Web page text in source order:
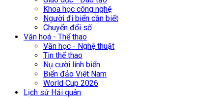
Khoa học công nghệ
Người đi biển cần biết
Chuyển đổi số
Văn hoá - Thể thao
Văn học - Nghệ thuật
Tin thể thao
Nụ cười lính biển
Biển đảo Việt Nam
World Cup 2026
Lịch sử Hải quân